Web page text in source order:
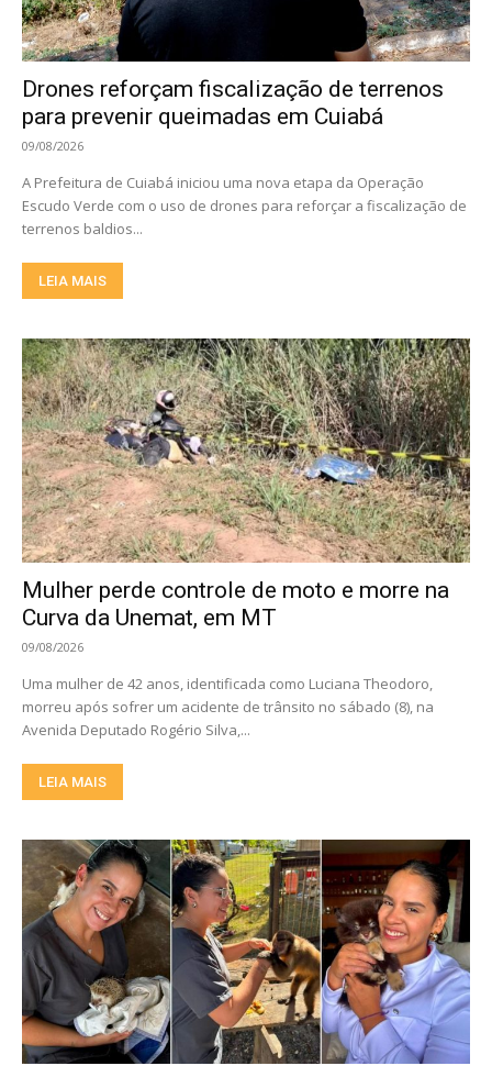
Drones reforçam fiscalização de terrenos
para prevenir queimadas em Cuiabá
09/08/2026
A Prefeitura de Cuiabá iniciou uma nova etapa da Operação
Escudo Verde com o uso de drones para reforçar a fiscalização de
terrenos baldios...
LEIA MAIS
Mulher perde controle de moto e morre na
Curva da Unemat, em MT
09/08/2026
Uma mulher de 42 anos, identificada como Luciana Theodoro,
morreu após sofrer um acidente de trânsito no sábado (8), na
Avenida Deputado Rogério Silva,...
LEIA MAIS